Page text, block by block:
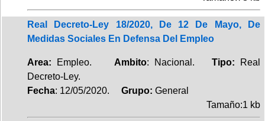
Real Decreto-Ley 18/2020, De 12 De Mayo, De
Medidas Sociales En Defensa Del Empleo
Area: Empleo. Ambito: Nacional. Tipo:
Real
Decreto-Ley.
Fecha: 12/05/2020. Grupo: General
Tamaño:1 kb